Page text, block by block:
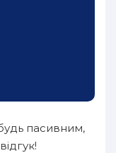
пасивним,